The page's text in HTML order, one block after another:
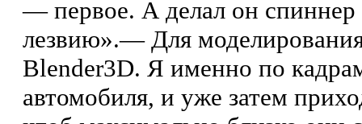
— первое. А делал он
лезвию».— Для
Blender3D. Я именно по
автомобиля, и уже затем